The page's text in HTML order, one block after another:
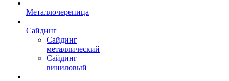
Металлочерепица
Сайдинг
Сайдинг
металлический
Сайдинг
виниловый